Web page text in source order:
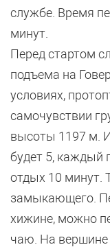
службе. Время
минут.
Перед стартом
подъема на
условиях,
самочувствии
высоты 1197 м.
будет 5, каждый
отдых 10 минут.
замыкающего.
хижине, можно
чаю. На вершине